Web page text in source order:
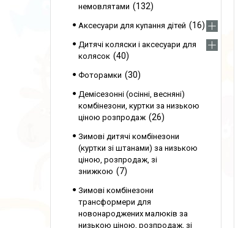
немовлятами
132
Аксесуари для купання дітей 16
Дитячі коляски і аксесуари для
колясок
40
Фоторамки 30
Демісезонні (осінні, весняні)
комбінезони, куртки за низькою
ціною розпродаж
26
Зимові дитячі комбінезони
(куртки зі штанами) за низькою
ціною, розпродаж, зі
знижкою
7
Зимові комбінезони
трансформери для
новонароджених малюків за
низькою ціною, розпродаж, зі